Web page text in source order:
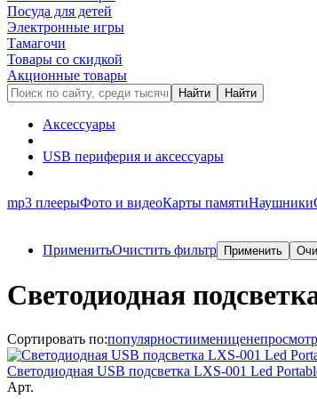
Посуда для детей
Электронные игры
Тамагочи
Товары со скидкой
Акционные товары
Аксессуары
USB периферия и аксессуары
mp3 плеерыФото и видеоКарты памятиНаушники
ПрименитьОчистить фильтр
Cветодиодная
Сортировать по:популярностиименицене
Светодиодная USB подсветка LXS-001 Led
Арт.